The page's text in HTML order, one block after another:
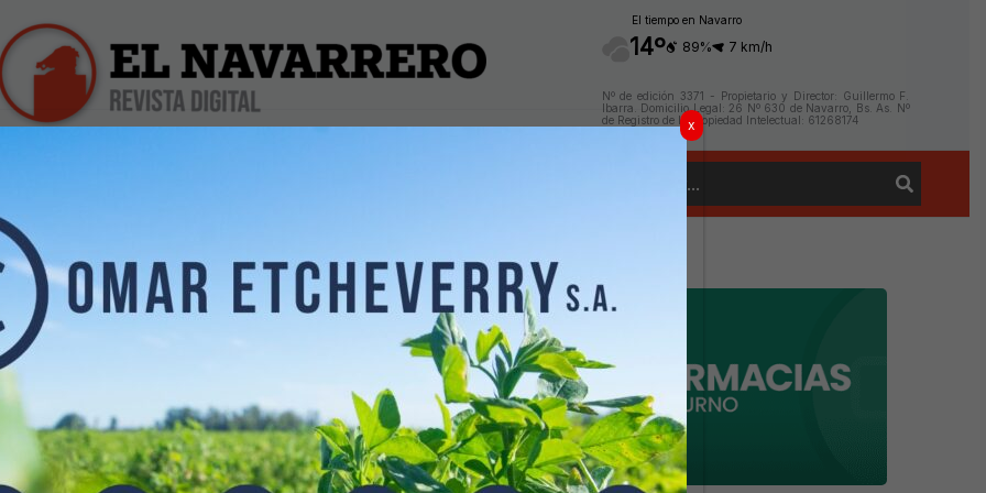
El tiempo en Navarro
14º 89% 7 km/h
Nº de edición 3371 - Propietario y Director: Guillermo F.
Ibarra. Domicilio Legal: 26 Nº 630 de Navarro, Bs. As. Nº
de Registro de la Propiedad Intelectual: 61268174
x